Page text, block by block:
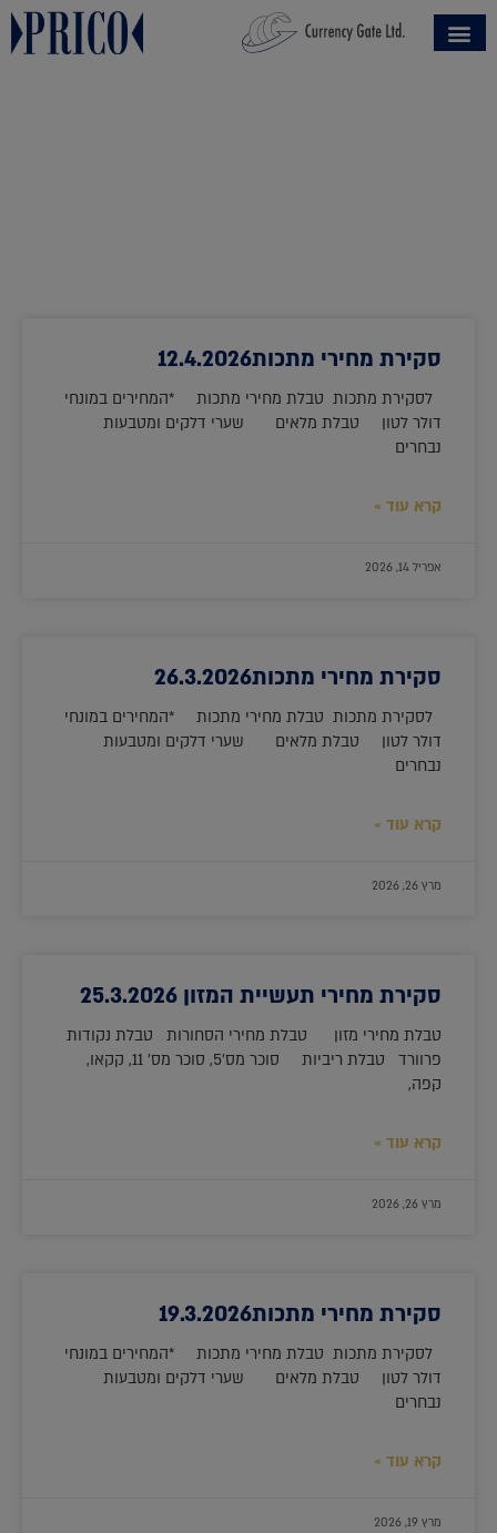
סקירת מחירי מתכות12.4.2026
לסקירת מתכות טבלת מחירי מתכות *המחירים במונחי
דולר לטון טבלת מלאים שערי דלקים ומטבעות
נבחרים
קרא עוד »
אפריל 14, 2026
סקירת מחירי מתכות26.3.2026
לסקירת מתכות טבלת מחירי מתכות *המחירים במונחי
דולר לטון טבלת מלאים שערי דלקים ומטבעות
נבחרים
קרא עוד »
מרץ 26, 2026
סקירת מחירי תעשיית המזון 25.3.2026
טבלת מחירי מזון טבלת מחירי הסחורות טבלת נקודות
פרוורד טבלת ריביות סוכר מס'5, סוכר מס' 11, קקאו,
קפה,
קרא עוד »
מרץ 26, 2026
סקירת מחירי מתכות19.3.2026
לסקירת מתכות טבלת מחירי מתכות *המחירים במונחי
דולר לטון טבלת מלאים שערי דלקים ומטבעות
נבחרים
קרא עוד »
מרץ 19, 2026